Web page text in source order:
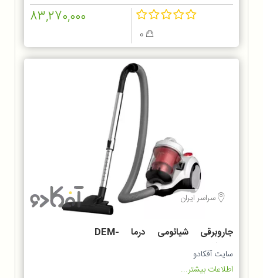
83,270,000
سراسر ایران
جاروبرقی شیائومی درما DEM-
TJ301W
سایت آفکادو
اطلاعات بیشتر...